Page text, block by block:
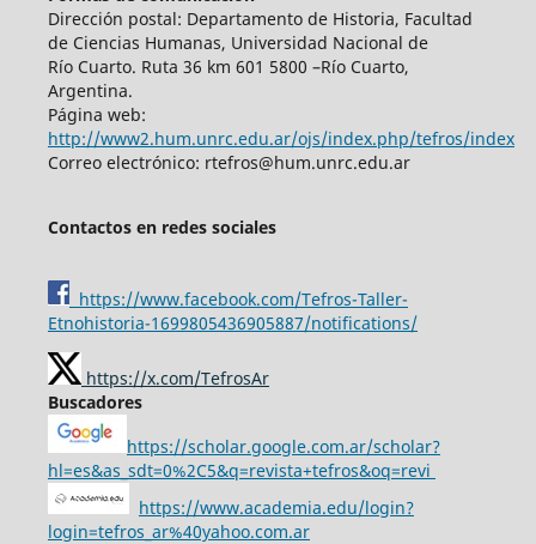
Dirección postal: Departamento de Historia, Facultad
de Ciencias Humanas, Universidad Nacional de
Río Cuarto. Ruta 36 km 601 5800 –Río Cuarto,
Argentina.
Página web:
http://www2.hum.unrc.edu.ar/ojs/index.php/tefros/index
Correo electrónico: rtefros@hum.unrc.edu.ar
Contactos en redes sociales
https://www.facebook.com/Tefros-Taller-
Etnohistoria-1699805436905887/notifications/
https://x.com/TefrosAr
Buscadores
https://scholar.google.com.ar/scholar?
hl=es&as_sdt=0%2C5&q=revista+tefros&oq=revi
https://www.academia.edu/login?
login=tefros_ar%40yahoo.com.ar